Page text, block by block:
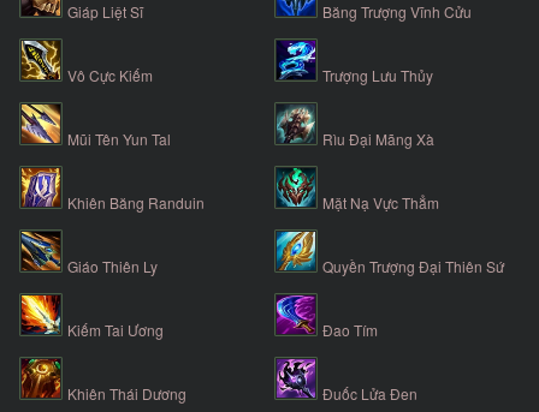
Giáp Liệt Sĩ Băng Trượng Vĩnh Cửu
Vô Cực Kiếm Trượng Lưu Thủy
Mũi Tên Yun Tal Rìu Đại Mãng Xà
Khiên Băng Randuin Mặt Nạ Vực Thẳm
Giáo Thiên Ly Quyền Trượng Đại Thiên Sứ
Kiếm Tai Ương Đao Tím
Khiên Thái Dương Đuốc Lửa Đen